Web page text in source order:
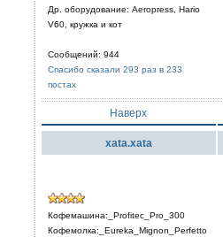
Др. оборудование: Aeropress, Hario
V60, кружка и кот
Сообщений: 944
Спасибо сказали 293 раз в 233
постах
Наверх
xata.xata
Кофемашина:_Profitec_Pro_300
Кофемолка:_Eureka_Mignon_Perfetto